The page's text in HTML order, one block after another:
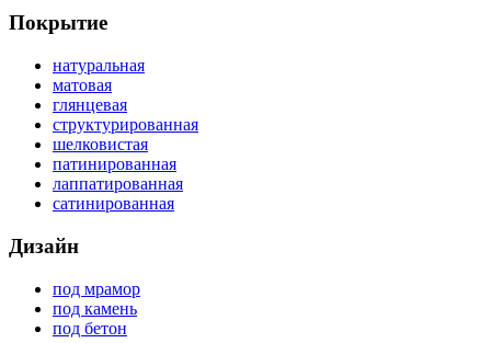
Покрытие
натуральная
матовая
глянцевая
структурированная
шелковистая
патинированная
лаппатированная
сатинированная
Дизайн
под мрамор
под камень
под бетон